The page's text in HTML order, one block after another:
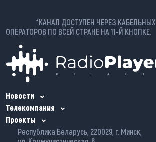
*КАНАЛ ДОСТУПЕН ЧЕРЕЗ КАБЕЛЬНЫХ
ОПЕРАТОРОВ ПО ВСЕЙ СТРАНЕ НА 11-Й КНОПКЕ.
Новости
Телекомпания
Проекты
Республика Беларусь, 220029, г. Минск,